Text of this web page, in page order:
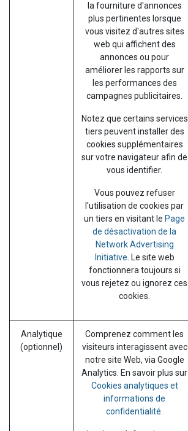
la fourniture d'annonces
plus pertinentes lorsque
vous visitez d'autres sites
web qui affichent des
annonces ou pour
améliorer les rapports sur
les performances des
campagnes publicitaires.
Notez que certains services
tiers peuvent installer des
cookies supplémentaires
sur votre navigateur afin de
vous identifier.
Vous pouvez refuser
l'utilisation de cookies par
un tiers en visitant le Page
de désactivation de la
Network Advertising
Initiative . Le site web
fonctionnera toujours si
vous rejetez ou ignorez ces
cookies.
Analytique
(optionnel)
Comprenez comment les
visiteurs interagissent avec
notre site Web, via Google
Analytics. En savoir plus sur
Cookies analytiques et
informations de
confidentialité.